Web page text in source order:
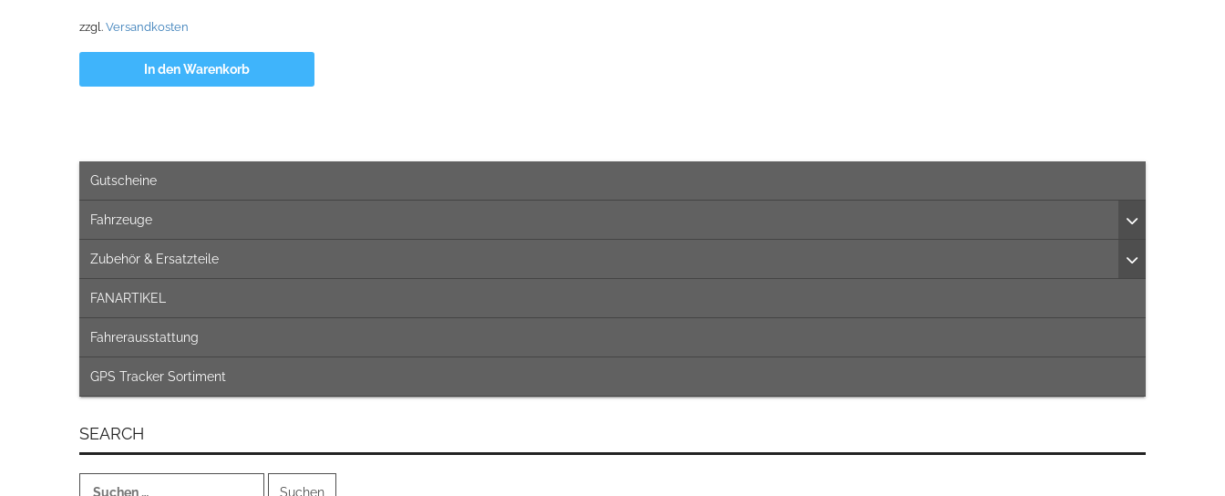
zzgl. Versandkosten
In den Warenkorb
Gutscheine
Fahrzeuge
Zubehör & Ersatzteile
FANARTIKEL
Fahrerausstattung
GPS Tracker Sortiment
SEARCH